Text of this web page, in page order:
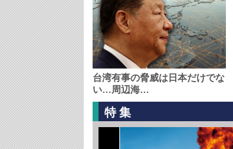
台湾有事の脅威は日本だけでな
い…周辺海…
特集